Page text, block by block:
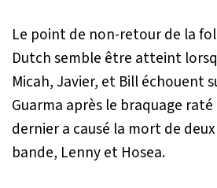
Le point de non-retour de la
Dutch semble être atteint
Micah, Javier, et Bill échouent
Guarma après le braquage raté
dernier a causé la mort de
bande, Lenny et Hosea.